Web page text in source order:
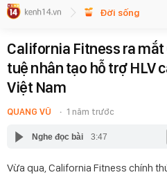
Đời sống
California Fitness ra mắt
tuệ nhân tạo hỗ trợ HLV
Việt Nam
QUANG VŨ 1 năm trước
Nghe đọc bài 3:47
Vừa qua, California Fitness chính